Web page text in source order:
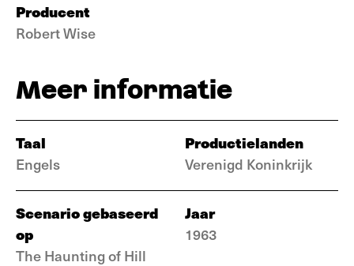
Producent
Robert Wise
Meer informatie
Taal
Engels
Productielanden
Verenigd Koninkrijk
Scenario gebaseerd
op
The Haunting of Hill
Jaar
1963